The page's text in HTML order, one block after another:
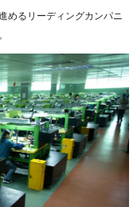
めるリーディングカンパニ